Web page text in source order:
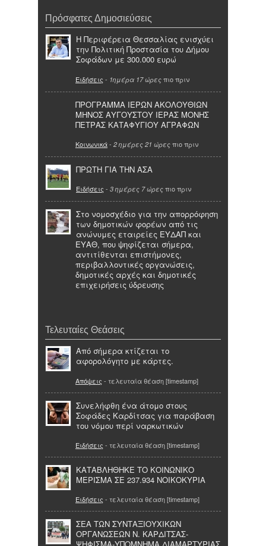
Πρόσφατες Δημοσιεύσεις
Η Περιφέρεια Θεσσαλίας ενισχύει
την Πολιτική Προστασία του Δήμου
Σοφάδων με 300.000 ευρώ
Ειδήσεις - 1ημέρα 17 ώρες πιο πριν
ΠΡΟΓΡΑΜΜΑ ΙΕΡΩΝ ΑΚΟΛΟΥΘΙΩΝ
ΜΗΝΟΣ ΑΥΓΟΥΣΤΟΥ ΙΕΡΑΣ ΜΟΝΗΣ
ΠΕΤΡΑΣ ΚΑΤΑΦΥΓΙΟΥ ΑΓΡΑΦΩΝ
Κοινωνικά- 2 ημέρες 21 ώρες πιο πριν
ΠΡΩΤΗ ΓΙΑ ΤΗΝ ΑΣΑ
Ειδήσεις - 3 ημέρες 7 ώρες πιο πριν
Στο νομοσχέδιο για την απορρόφηση
των δημοτικών φορέων από τις
ανώνυμες εταιρείες ΕΥΔΑΠ και
ΕΥΑΘ, που ψηφίζεται σήμερα,
αντιτίθενται επιστήμονες,
περιβαλλοντικές οργανώσεις,
δημοτικές αρχές και δημοτικές
επιχειρήσεις ύδρευσης
Τελευταίες Θεάσεις
Από σήμερα κτίζεται το
αφορολόγητο με κάρτες.
Απόψεις - τελευταία θέαση [timestamp]
Συνελήφθη ένα άτομο στους
Σοφάδες Καρδίτσας για παράβαση
του νόμου περί ναρκωτικών
Ειδήσεις - τελευταία θέαση [timestamp]
ΚΑΤΑΒΛΗΘΗΚΕ ΤΟ ΚΟΙΝΩΝΙΚΟ
ΜΕΡΙΣΜΑ ΣΕ 237.934 ΝΟΙΚΟΚΥΡΙΑ
Ειδήσεις - τελευταία θέαση [timestamp]
ΣΕΑ ΤΩΝ ΣΥΝΤΑΞΙΟΥΧΙΚΩΝ
ΟΡΓΑΝΩΣΕΩΝ Ν. ΚΑΡΔΙΤΣΑΣ-